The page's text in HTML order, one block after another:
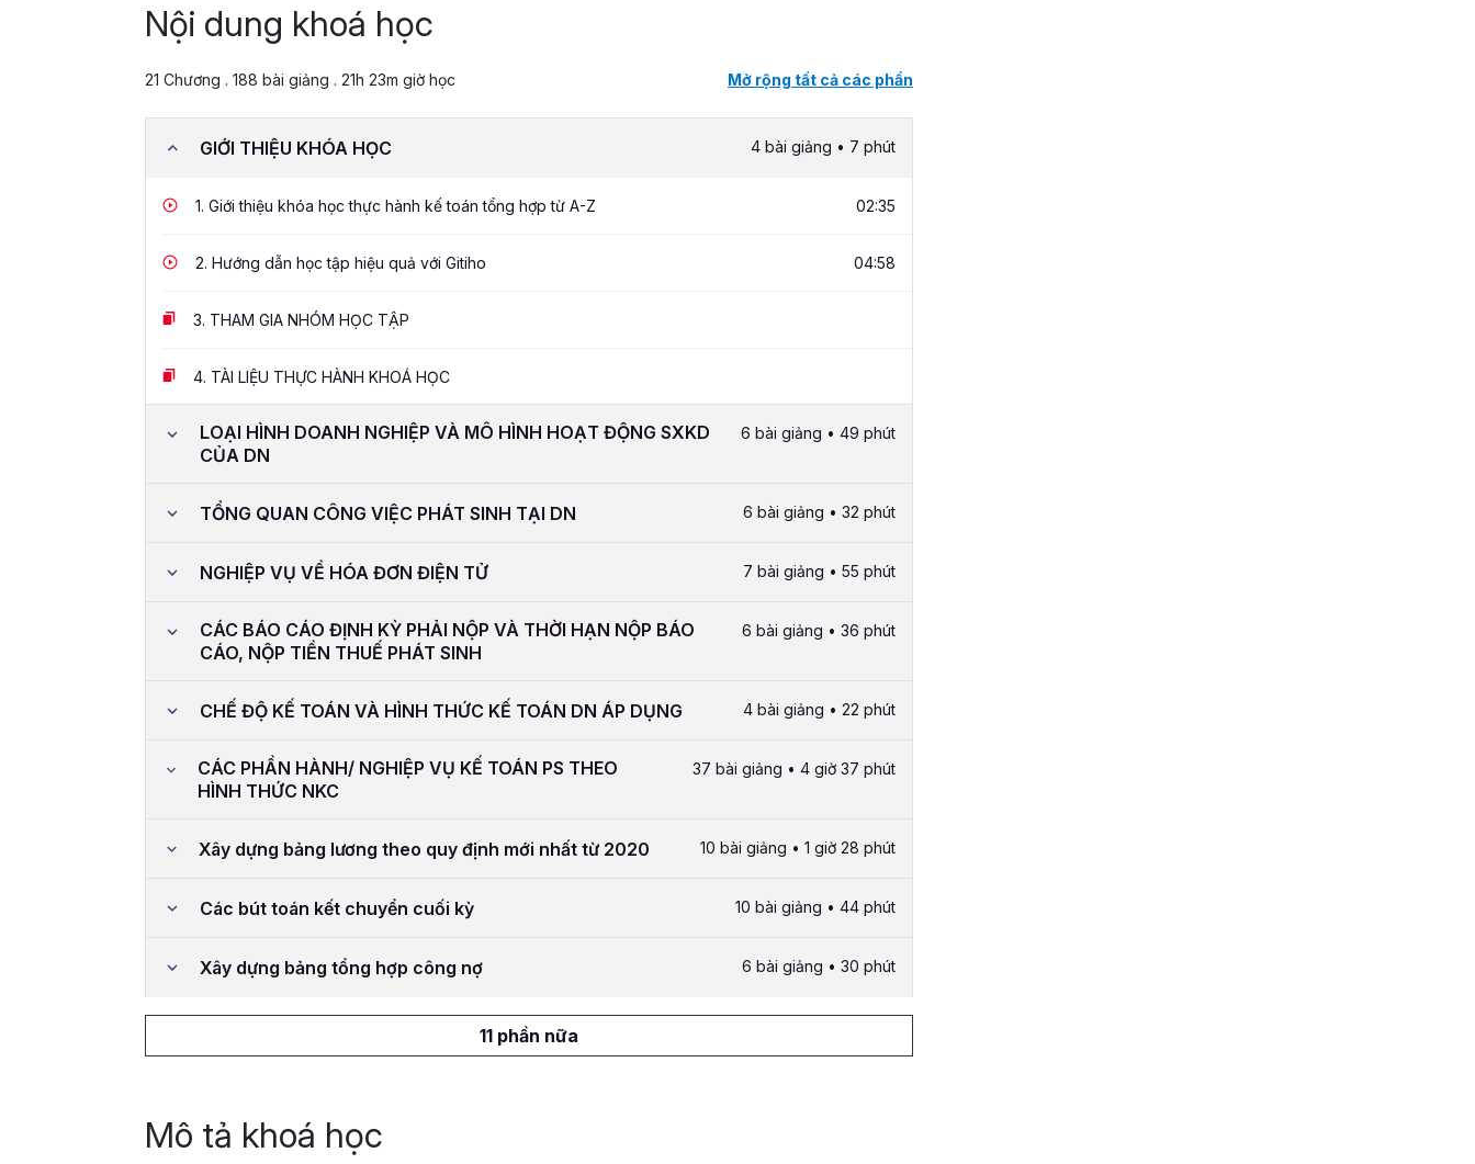
Nội dung khoá học
21 Chương . 188 bài giảng . 21h 23m giờ học Mở rộng tất cả các phần
GIỚI THIỆU KHÓA HỌC 4 bài giảng • 7 phút
1. Giới thiệu khóa học thực hành kế toán tổng hợp từ A-Z 02:35
2. Hướng dẫn học tập hiệu quả với Gitiho 04:58
3. THAM GIA NHÓM HỌC TẬP
4. TÀI LIỆU THỰC HÀNH KHOÁ HỌC
LOẠI HÌNH DOANH NGHIỆP VÀ MÔ HÌNH HOẠT ĐỘNG SXKD
CỦA DN
6 bài giảng • 49 phút
TỔNG QUAN CÔNG VIỆC PHÁT SINH TẠI DN 6 bài giảng • 32 phút
NGHIỆP VỤ VỀ HÓA ĐƠN ĐIỆN TỬ 7 bài giảng • 55 phút
CÁC BÁO CÁO ĐỊNH KỲ PHẢI NỘP VÀ THỜI HẠN NỘP BÁO
CÁO, NỘP TIỀN THUẾ PHÁT SINH
6 bài giảng • 36 phút
CHẾ ĐỘ KẾ TOÁN VÀ HÌNH THỨC KẾ TOÁN DN ÁP DỤNG 4 bài giảng • 22 phút
CÁC PHẦN HÀNH/ NGHIỆP VỤ KẾ TOÁN PS THEO
HÌNH THỨC NKC
37 bài giảng • 4 giờ 37 phút
Xây dựng bảng lương theo quy định mới nhất từ 2020 10 bài giảng • 1 giờ 28 phút
Các bút toán kết chuyển cuối kỳ 10 bài giảng • 44 phút
Xây dựng bảng tổng hợp công nợ 6 bài giảng • 30 phút
11 phần nữa
Mô tả khoá học